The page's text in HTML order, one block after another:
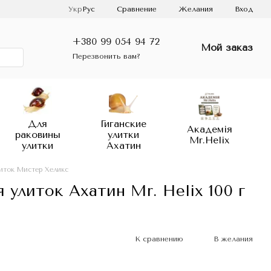
УкрРус Сравнение Желания Вход
+380 99 054 94 72
Перезвонить вам?
Мой заказ
Для
раковины
улитки
Гиганские
улитки
Ахатин
Академія
Mr.Helix
Мистер Хеликс
улиток Ахатин Mr. Helix 100 г
К сравнению В желания